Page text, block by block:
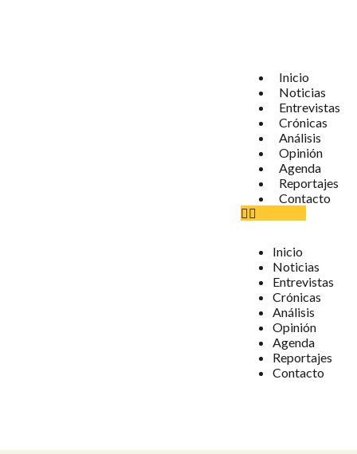
Inicio
Noticias
Entrevistas
Crónicas
Análisis
Opinión
Agenda
Reportajes
Contacto
Inicio
Noticias
Entrevistas
Crónicas
Análisis
Opinión
Agenda
Reportajes
Contacto